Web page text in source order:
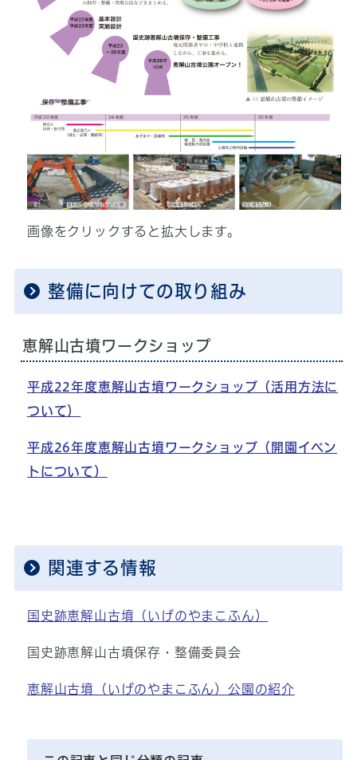
画像をクリックすると拡大します。
整備に向けての取り組み
恵解山古墳ワークショップ
平成22年度恵解山古墳ワークショップ（活用方法に
ついて）
平成26年度恵解山古墳ワークショップ（開園イベン
トについて）
関連する情報
国史跡恵解山古墳（いげのやまこふん）
国史跡恵解山古墳保存・整備委員会
恵解山古墳（いげのやまこふん）公園の紹介